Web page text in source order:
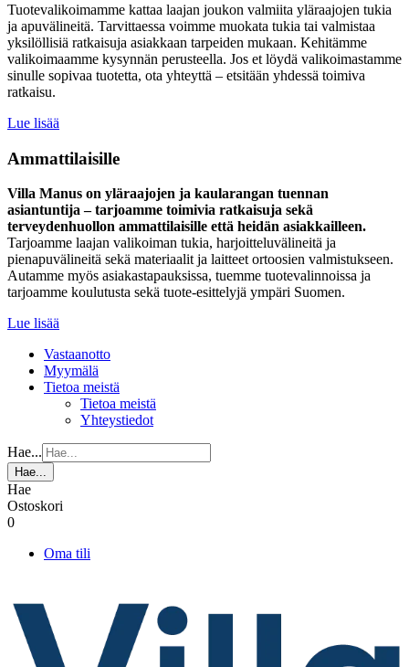
Tuotevalikoimamme kattaa laajan joukon valmiita yläraajojen tukia
ja apuvälineitä. Tarvittaessa voimme muokata tukia tai valmistaa
yksilöllisiä ratkaisuja asiakkaan tarpeiden mukaan. Kehitämme
valikoimaamme kysynnän perusteella. Jos et löydä valikoimastamme
sinulle sopivaa tuotetta, ota yhteyttä – etsitään yhdessä toimiva
ratkaisu.
Lue lisää
Ammattilaisille
Villa Manus on yläraajojen ja kaularangan tuennan
asiantuntija – tarjoamme toimivia ratkaisuja sekä
terveydenhuollon ammattilaisille että heidän asiakkailleen.
Tarjoamme laajan valikoiman tukia, harjoitteluvälineitä ja
pienapuvälineitä sekä materiaalit ja laitteet ortoosien valmistukseen.
Autamme myös asiakastapauksissa, tuemme tuotevalinnoissa ja
tarjoamme koulutusta sekä tuote-esittelyjä ympäri Suomen.
Lue lisää
Vastaanotto
Myymälä
Tietoa meistä
Tietoa meistä
Yhteystiedot
Hae...
Hae...
Hae
Ostoskori
0
Oma tili